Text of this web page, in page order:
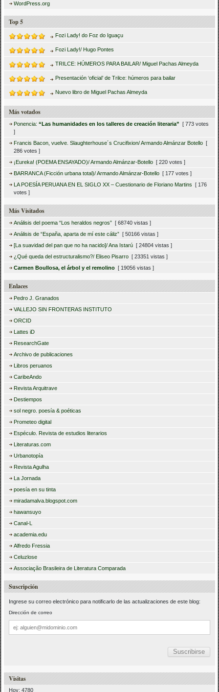
WordPress.org
Top 5
Fozi Lady! do Foz do Iguaçu
Fozi Lady!/ Hugo Pontes
TRILCE: HÚMEROS PARA BAILAR/ Miguel Pachas Almeyda
Presentación ‘oficial’ de Trilce: húmeros para bailar
Nuevo libro de Miguel Pachas Almeyda
Más votados
Ponencia:“Las humanidades en los talleres de creación literaria”
[ 773 votes
]
Francis Bacon, vuelve. Slaughterhouse´s Crucifixion/ Armando Almánzar Botello [
286 votes ]
¡Eureka! (POEMA ENSAYADO)/ Armando Almánzar-Botello [ 220 votes ]
BARRANCA (Ficción urbana total)/ Armando Almánzar-Botello [ 177 votes ]
LA POESÍA PERUANA EN EL SIGLO XX – Cuestionario de Floriano Martins
[ 176
votes ]
Más Visitados
Análisis del poema “Los heraldos negros” [ 68740 vistas ]
Análisis de “España, aparta de mí este cáliz” [ 50166 vistas ]
[La suavidad del pan que no ha nacido]/ Ana Istarú [ 24804 vistas ]
¿Qué queda del estructuralismo?/ Eliseo Pisarro [ 23351 vistas ]
Carmen Boullosa, el árbol y el remolino [ 19056 vistas ]
Enlaces
Pedro J. Granados
VALLEJO SIN FRONTERAS INSTITUTO
ORCID
Lattes iD
ResearchGate
Archivo de publicaciones
Libros peruanos
CaribeAndo
Revista Arquitrave
Destiempos
sol negro. poesía & poéticas
Prometeo digital
Espéculo. Revista de estudios literarios
Literaturas.com
Urbanotopía
Revista Agulha
La Jornada
poesía en su tinta
miradamalva.blogspot.com
hawansuyo
Canal-L
academia.edu
Alfredo Fressia
Celuzlose
Associação Brasileira de Literatura Comparada
Suscripción
Ingrese su correo electrónico para notificarlo de las actualizaciones de este blog:
Dirección de correo
Dirección
de
correo
Visitas
Hoy: 4780